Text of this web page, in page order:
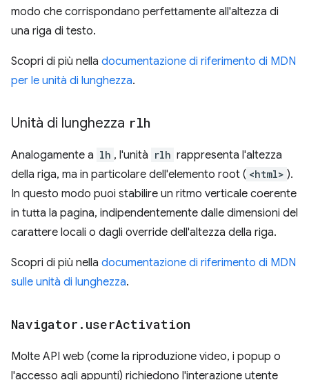
modo che corrispondano perfettamente all'altezza di
una riga di testo.
Scopri di più nella documentazione di riferimento di MDN
per le unità di lunghezza.
Unità di lunghezza rlh
Analogamente a lh , l'unità rlh rappresenta l'altezza
della riga, ma in particolare dell'elemento root ( <html> ).
In questo modo puoi stabilire un ritmo verticale coerente
in tutta la pagina, indipendentemente dalle dimensioni del
carattere locali o dagli override dell'altezza della riga.
Scopri di più nella documentazione di riferimento di MDN
sulle unità di lunghezza.
Navigator . userActivation
Molte API web (come la riproduzione video, i popup o
l'accesso agli appunti) richiedono l'interazione utente